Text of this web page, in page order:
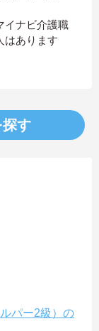
イナビ介護職
はあります
す
パー2級）の